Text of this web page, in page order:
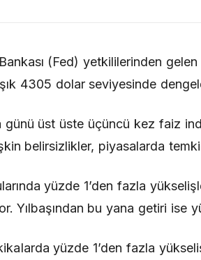
(Fed) yetkililerinden gelen
4305 dolar seviyesinde
günü üst üste üçüncü kez faiz
belirsizlikler, piyasalarda
yüzde 1’den fazla
Yılbaşından bu yana getiri ise
yüzde 1’den fazla